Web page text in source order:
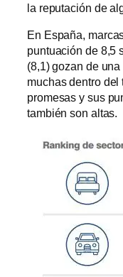
la reputación de
En España,
puntuación de 8,5
(8,1) gozan de
muchas dentro
promesas y sus
también son altas.